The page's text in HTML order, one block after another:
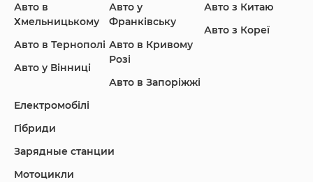
Infiniti Jaguar Jeep
Land Rover
Авто в
Хмельницькому
Авто в Тернополі
Авто у Вінниці
Авто у
Франківську
Авто в Кривому
Розі
Авто в Запоріжжі
Авто з Китаю
Авто з Кореї
Електромобілі
Гібриди
Зарядные станции
Мотоцикли